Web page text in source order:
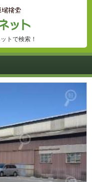
トで検索！